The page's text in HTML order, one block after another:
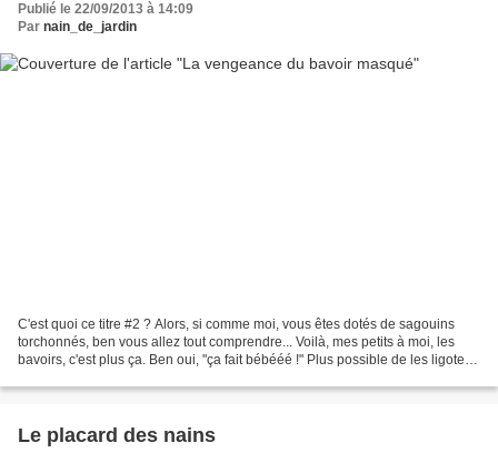
Publié le 22/09/2013 à 14:09
Par nain_de_jardin
C'est quoi ce titre #2 ? Alors, si comme moi, vous êtes dotés de sagouins
torchonnés, ben vous allez tout comprendre... Voilà, mes petits à moi, les
bavoirs, c'est plus ça. Ben oui, "ça fait bébééé !" Plus possible de les ligoter
Le placard des nains